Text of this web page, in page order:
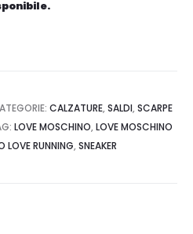
CALZATURE, SALDI, SCARPE
LOVE MOSCHINO, LOVE MOSCHINO
LOVE RUNNING, SNEAKER